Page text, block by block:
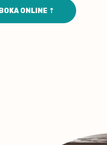
BOKA ONLINE ⇡